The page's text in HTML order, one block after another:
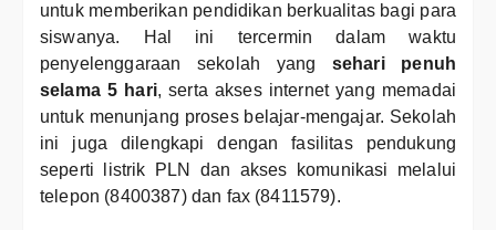
untuk memberikan pendidikan berkualitas bagi para
siswanya. Hal ini tercermin dalam waktu
penyelenggaraan sekolah yang sehari penuh
selama 5 hari, serta akses internet yang memadai
untuk menunjang proses belajar-mengajar. Sekolah
ini juga dilengkapi dengan fasilitas pendukung
seperti listrik PLN dan akses komunikasi melalui
telepon (8400387) dan fax (8411579).